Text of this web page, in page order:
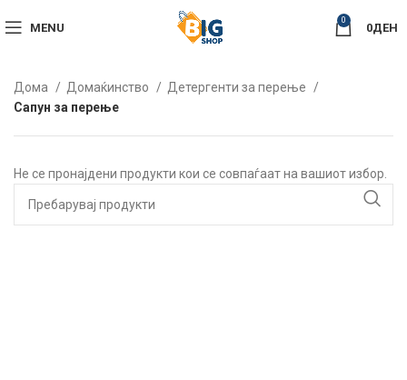
MENU
0
0ДЕН
Дома Домаќинство
Детергенти за перење
Сапун за перење
Не се пронајдени продукти кои се совпаѓаат на вашиот избор.